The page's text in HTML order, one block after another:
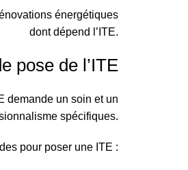
énergétiques
dont dépend l’ITE.
pose de l’ITE
demande un soin et un
spécifiques.
pour poser une ITE :